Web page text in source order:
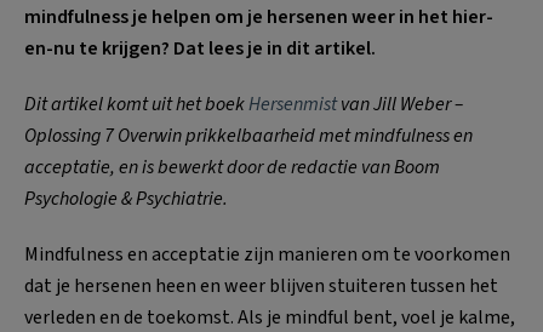
mindfulness je helpen om je hersenen weer in het hier-
en-nu te krijgen? Dat lees je in dit artikel.
Dit artikel komt uit het boekHersenmistvan Jill Weber –
Oplossing 7 Overwin prikkelbaarheid met mindfulness en
acceptatie, en is bewerkt door de redactie van Boom
Psychologie & Psychiatrie.
Mindfulness en acceptatie zijn manieren om te voorkomen
dat je hersenen heen en weer blijven stuiteren tussen het
verleden en de toekomst. Als je mindful bent, voel je kalme,